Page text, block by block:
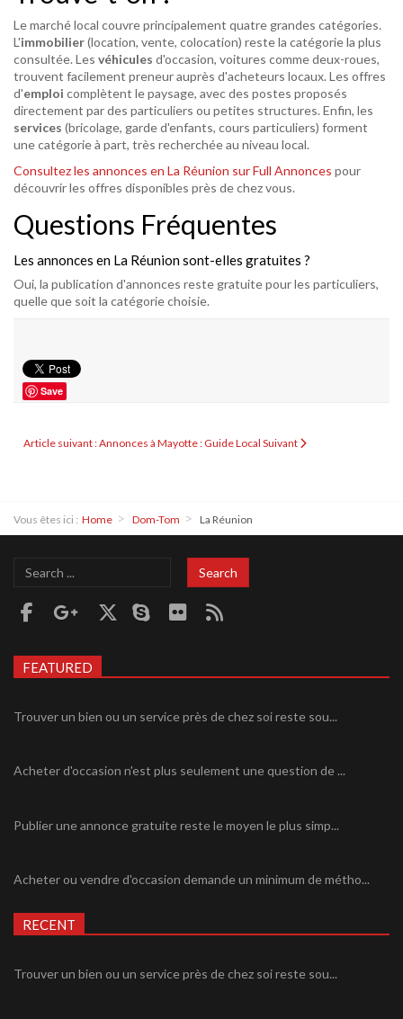
Le marché local couvre principalement quatre grandes catégories.
L'immobilier(location, vente, colocation) reste la catégorie la plus
consultée. Les véhicules d'occasion, voitures comme deux-roues,
trouvent facilement preneur auprès d'acheteurs locaux. Les offres
d'emploi complètent le paysage, avec des postes proposés
directement par des particuliers ou petites structures. Enfin, les
services (bricolage, garde d'enfants, cours particuliers) forment
une catégorie à part, très recherchée au niveau local.
Consultez les annonces en La Réunion sur Full Annonces pour
découvrir les offres disponibles près de chez vous.
Questions Fréquentes
Les annonces en La Réunion sont-elles gratuites ?
Oui, la publication d'annonces reste gratuite pour les particuliers,
quelle que soit la catégorie choisie.
Save
Article suivant : Annonces à Mayotte : Guide Local Suivant
Vous êtes ici : Home Dom-Tom La Réunion
Search
Search
FEATURED
Trouver un bien ou un service près de chez soi reste sou...
Acheter d'occasion n'est plus seulement une question de ...
Publier une annonce gratuite reste le moyen le plus simp...
Acheter ou vendre d'occasion demande un minimum de métho...
RECENT
Trouver un bien ou un service près de chez soi reste sou...